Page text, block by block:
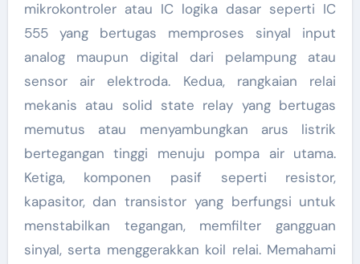
mikrokontroler atau IC logika dasar seperti IC
555 yang bertugas memproses sinyal input
analog maupun digital dari pelampung atau
sensor air elektroda. Kedua, rangkaian relai
mekanis atau solid state relay yang bertugas
memutus atau menyambungkan arus listrik
bertegangan tinggi menuju pompa air utama.
Ketiga, komponen pasif seperti resistor,
kapasitor, dan transistor yang berfungsi untuk
menstabilkan tegangan, memfilter gangguan
sinyal, serta menggerakkan koil relai. Memahami